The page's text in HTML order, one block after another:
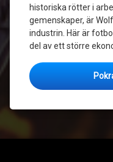
historiska rötter i
gemenskaper, är
industrin. Här är
del av ett större